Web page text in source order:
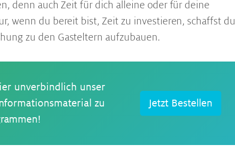
denn auch Zeit für dich alleine oder für deine
wenn du bereit bist, Zeit zu investieren, schaffst du
zu den Gasteltern aufzubauen.
unverbindlich unser
zu
Jetzt Bestellen